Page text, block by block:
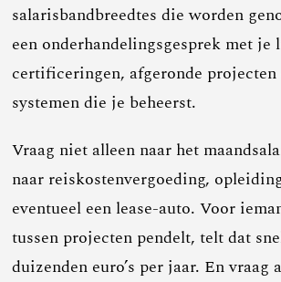
salarisbandbreedtes die worden
een onderhandelingsgesprek met je
certificeringen, afgeronde
systemen die je beheerst.
Vraag niet alleen naar het
naar reiskostenvergoeding,
eventueel een lease-auto. Voor
tussen projecten pendelt, telt dat
duizenden euro’s per jaar. En vraag